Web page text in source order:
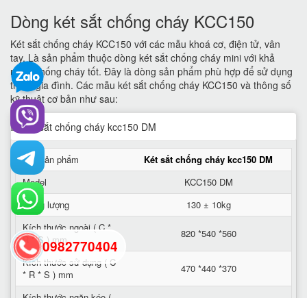
Dòng két sắt chống cháy KCC150
Két sắt chống cháy KCC150 với các mẫu khoá cơ, điện tử, vân
tay. Là sản phẩm thuộc dòng két sắt chống cháy mini với khả
năng chống cháy tốt. Đây là dòng sản phẩm phù hợp để sử dụng
trong gia đình. Các mẫu két sắt chống cháy KCC150 và thông số
kỹ thuật cơ bản như sau:
Tên sản phẩm
Két sắt chống cháy kcc150 DM
Model
KCC150 DM
Trọng lượng
130 ± 10kg
Kích thước ngoài ( C *
R * S ) mm
820 *540 *560
Kích thước sử dụng ( C
* R * S ) mm
470 *440 *370
0982770404
back